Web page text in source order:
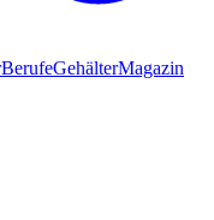
BerufeGehälterMagazin